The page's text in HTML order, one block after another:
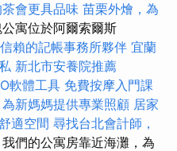
會更具品味 苗栗外燴，為
寓位於阿爾索爾斯
信賴的記帳事務所夥伴 宜蘭
新北市安養院推薦
軟體工具 免費按摩入門課
新媽媽提供專業照顧 居家
適空間 尋找台北會計師，
我們的公寓房靠近海灘，為